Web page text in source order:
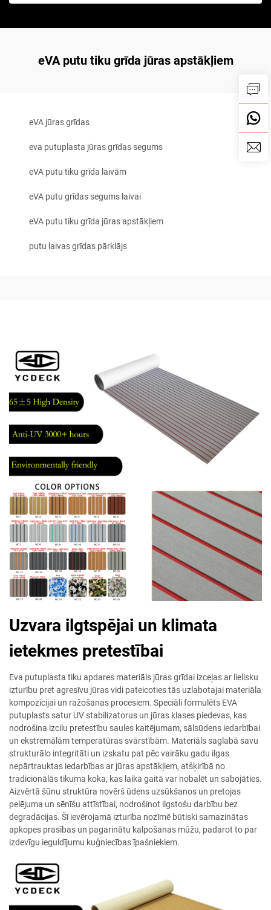
eVA putu tiku grīda jūras apstākļiem
eVA jūras grīdas
eva putuplasta jūras grīdas segums
eVA putu tiku grīda laivām
eVA putu grīdas segums laivai
eVA putu tiku grīda jūras apstākļiem
putu laivas grīdas pārklājs
Uzvara ilgtspējai un klimata
ietekmes pretestībai
Eva putuplasta tiku apdares materiāls jūras grīdai izceļas ar lielisku
izturību pret agresīvu jūras vidi pateicoties tās uzlabotajai materiāla
kompozīcijai un ražošanas procesiem. Speciāli formulēts EVA
putuplasts satur UV stabilizatorus un jūras klases piedevas, kas
nodrošina izcilu pretestību saules kaitējumam, sālsūdens iedarbībai
un ekstremālām temperatūras svārstībām. Materiāls saglabā savu
strukturālo integritāti un izskatu pat pēc vairāku gadu ilgas
nepārtrauktas iedarbības ar jūras apstākļiem, atšķirībā no
tradicionālās tikuma koka, kas laika gaitā var nobalēt un sabojāties.
Aizvērtā šūnu struktūra novērš ūdens uzsūkšanos un pretojas
pelējuma un sēnīšu attīstībai, nodrošinot ilgstošu darbību bez
degradācijas. Šī ievērojamā izturība nozīmē būtiski samazinātas
apkopes prasības un pagarinātu kalpošanas mūžu, padarot to par
izdevīgu ieguldījumu kuģniecības īpašniekiem.